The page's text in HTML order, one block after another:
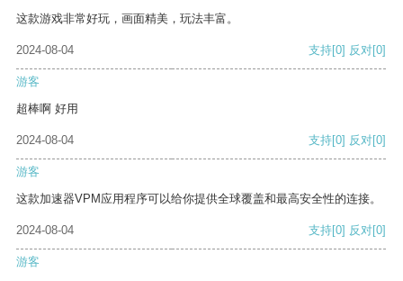
这款游戏非常好玩，画面精美，玩法丰富。
2024-08-04 支持[0] 反对[0]
游客
超棒啊 好用
2024-08-04 支持[0] 反对[0]
游客
这款加速器VPM应用程序可以给你提供全球覆盖和最高安全性的连接。
2024-08-04 支持[0] 反对[0]
游客